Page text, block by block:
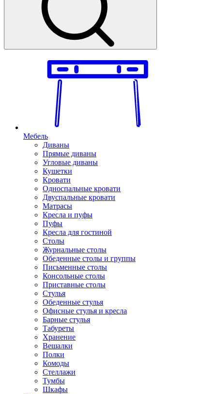
Мебель
Диваны
Прямые диваны
Угловые диваны
Кушетки
Кровати
Односпальные кровати
Двуспальные кровати
Матрасы
Кресла и пуфы
Пуфы
Кресла для гостиной
Столы
Журнальные столы
Обеденные столы и группы
Письменные столы
Консольные столы
Приставные столы
Стулья
Обеденные стулья
Офисные стулья и кресла
Барные стулья
Табуреты
Хранение
Вешалки
Полки
Комоды
Стеллажи
Тумбы
Шкафы